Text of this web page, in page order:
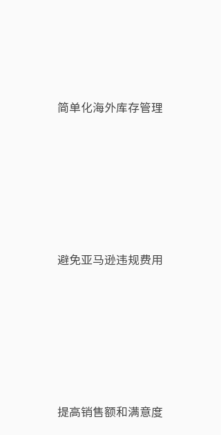
简单化海外库存管理
避免亚马逊违规费用
提高销售额和满意度